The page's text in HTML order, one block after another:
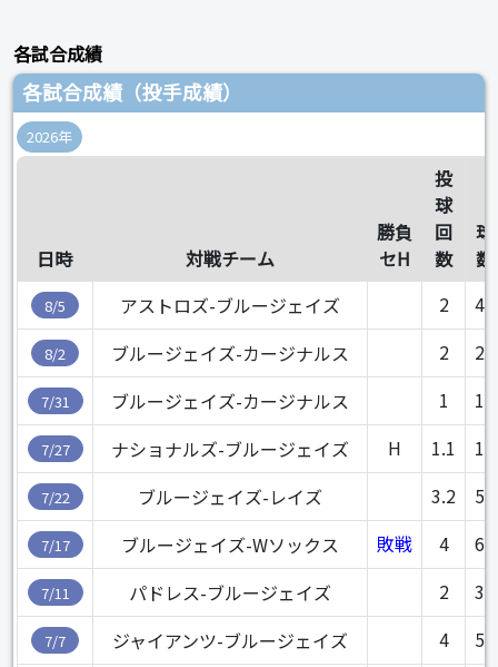
各試合成績
各試合成績（投手成績）
2026年
日時 対戦チーム
勝負
セH
投
球
回
数
球
数
8/5 アストロズ-ブルージェイズ 2 40
8/2 ブルージェイズ-カージナルス 2 23
7/31 ブルージェイズ-カージナルス 1 16
7/27 ナショナルズ-ブルージェイズ H 1.1 15
7/22 ブルージェイズ-レイズ 3.2 51
7/17 ブルージェイズ-Wソックス 敗戦 4 60
7/11 パドレス-ブルージェイズ 2 39
7/7 ジャイアンツ-ブルージェイズ 4 55